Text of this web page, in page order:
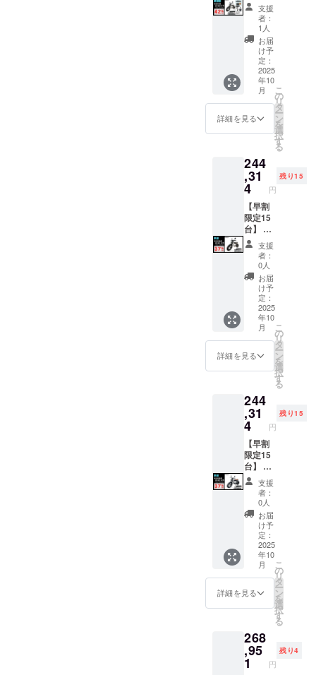
お問合
せくだ
さい。
証明書
を含む
●適格請
求書発
行事業
者登録
番号：
あり ※
適格請
求書発
行事業
者登録
番号の
あるイ
ンボイ
スが必
要な場
合は、
実行者
に直接
お問合
せくだ
さい。
す。
ご了承
くださ
い。 ※
ご注文
状況、
使用部
材の供
給状
況、製
造工程
上の都
合等に
荷時期
が遅れ
る場合
があり
ます。
●原動機
付自転
車販売
証明書
を含む
●適格請
求書発
行事業
者登録
番号：
あり ※
適格請
求書発
行事業
者登録
記載の
あるイ
ンボイ
スが必
要な場
合は、
実行者
に直接
お問合
せくだ
さい。
お届け
はオー
プショ
ンで別
に購入
する必
要があ
りま
す。 ※
製品の
品質向
上と改
良によ
ザイ
ン・仕
様は変
更にな
る可能
性もご
ざいま
す。
ご了承
くださ
い。 ※
ご注文
状況、
使用部
材の供
給状
況、製
造工程
上の都
合等に
荷時期
が遅れ
る場合
があり
ます。
●原動機
付自転
車販売
証明書
を含● ●
適格請
求書発
行事業
者登録
番号：
あり ※
適格請
求書発
行事業
者登録
記載の
あるイ
ンボイ
スが必
れた
後、商
品を発
送する
一週間
前に弊
社の
ホーム
ページ
にて追
加の離
島送料
11,000
み)をお
払う必
要があ
りま
す。ご
注意く
ださ
い。 ※
組立完
成車の
お届け
はオー
プショ
ンで別
に購入
する必
要があ
りま
す。 ※
製品の
上と改
良によ
り、デ
ザイ
ン・仕
様は変
更にな
る可能
性もご
ざいま
す。
ご了承
くださ
い。 ※
ご注文
状況、
使用部
材の供
給状
況、製
上の都
合等に
より出
荷時期
料
18,800
円を含
んだ金
額で
す。 ※
離島
（北海
道、沖
縄、離
島在住
の方向
け）の
料は
CAMPF
IREをご
注文さ
れた
後、商
品を発
送する
一週間
前に弊
社の
ホーム
ページ
にて追
加の離
島送料
11,000
円(税込
み)をお
払う必
りま
す。ご
注意く
ださ
い。 ※
組立完
成車の
お届け
はオー
プショ
ンで別
に購入
する必
要があ
りま
す。 ※
製品の
品質向
上と改
良によ
ザイ
ン・仕
様は変
更にな
オープ
ション
でブラ
ウン色
に変更
できま
す。) ●
一般販
売予定
価格：
387,800
円の
40%OF
り(ハン
ドル
バーと
前輪の
取付け
が必要)
での送
料
18,800
円を含
んだ金
額で
す。 ※
離島
（北海
道、沖
縄、離
島在住
の方向
け）の
料は
CAMPF
IREをご
注文さ
れた
後、商
品を発
送する
一週間
前に弊
社の
ホーム
ページ
にて追
加の離
島送料
11,000
円(税込
み)をお
払う必
りま
す。ご
注意く
ださ
イープ
ラスミ
ライ
RHINO
バイク
原付一
種500W
モデル
×1台 ●
イープ
ラスミ
ライ ア
チャー
ポータ
ブル
「EMR
310」
×1台 ●
カ
ラー：
アバン
ブラッ
ク
or サ
ンド
ベー
ジュ
(RHINO
Aのサ
ドル色
はブ
ラック
ます。
オープ
ション
でブラ
ウン色
に変更
できま
す。) ●
一般販
売予定
価格：
403,710
円の
42%OF
F ※箱入
り(ハン
ドル
バーと
前輪の
取付け
での送
料
23,600
円を含
支援
者：
1人
お届
け予
定：
2025
年10
月
詳細を見る
こ
の
リ
タ
ー
ン
を
選
択
す
る
244
,31
4 円
残り15
【早割
限定15
台】 ●
イープ
ラスミ
ライ
RHINO
バイク
原付二
1000W
モデル
×1台 ●
カ
ラー：
ベー
ジュ (サ
ドル色
はブ
ラック
になり
ます。
オープ
ション
でブラ
ウン色
に変更
できま
す。) ●
一般販
売予定
価格：
387,800
円の
37%OF
り(ハン
ドル
バーと
前輪の
支援
者：
0人
お届
け予
定：
2025
年10
月
詳細を見る
こ
の
リ
タ
ー
ン
を
選
択
す
る
244
,31
4 円
残り15
【早割
限定15
台】 ●
イープ
ラスミ
ライ
RHINO
バイク
原付二
1000W
モデル
×1台 ●
カ
ラー：
ブラッ
ク (サド
ル色は
ブラッ
支援
者：
0人
お届
け予
定：
2025
年10
月
詳細を見る
こ
の
リ
タ
ー
ン
を
選
択
す
る
268
,95
1 円
残り4